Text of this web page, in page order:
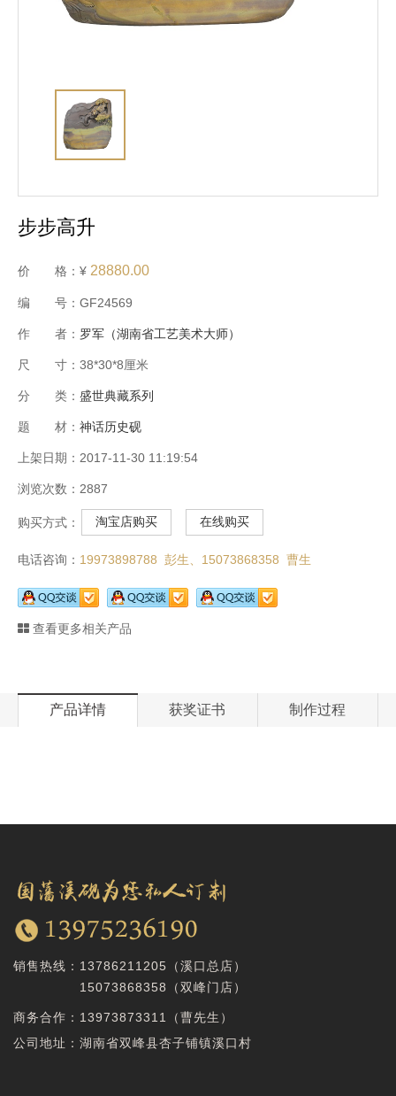
步步高升
价 格：¥ 28880.00
编 号：GF24569
作 者： 罗军（湖南省工艺美术大师）
尺 寸：38*30*8厘米
分 类： 盛世典藏系列
题 材： 神话历史砚
上架日期：2017-11-30 11:19:54
浏览次数：2887
购买方式： 淘宝店购买 在线购买
电话咨询： 19973898788 彭生、 15073868358 曹生
查看更多相关产品
产品详情 获奖证书 制作过程
销售热线： 13786211205（溪口总店）
15073868358
（双峰门店）
商务合作： 13973873311（曹先生）
公司地址：湖南省双峰县杏子铺镇溪口村